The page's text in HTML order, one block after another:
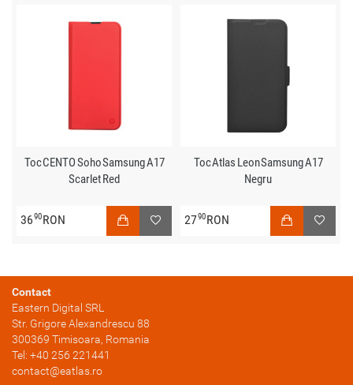
Toc CENTO Soho Samsung A17
Scarlet Red
3690RON
Toc Atlas Leon Samsung A17
Negru
2790RON
Contact
Eastern Digital SRL
Str. Grigore Alexandrescu 88
300369 Timisoara, Romania
Tel: +40 256 221441
contact@eatlas.ro